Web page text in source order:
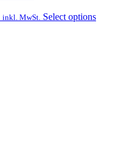
inkl. MwSt. Select options